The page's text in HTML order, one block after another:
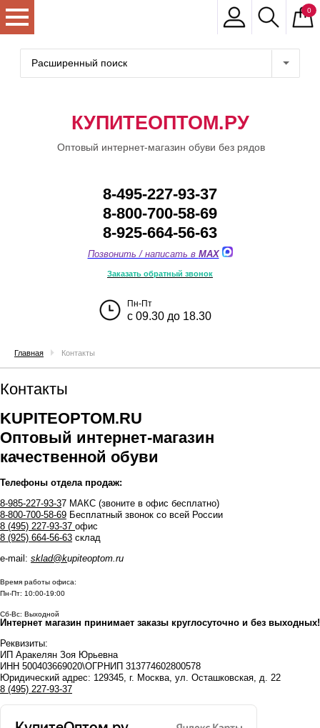
0
Расширенный поиск
КУПИТЕОПТОМ.РУ
Оптовый интернет-магазин обуви без рядов
8-495-227-93-37
8-800-700-58-69
8-925-664-56-63
Позвонить / написать в MAX
Заказать обратный звонок
Пн-Пт
с 09.30 до 18.30
Главная Контакты
Контакты
KUPITEOPTOM.RU
Оптовый интернет-магазин
качественной обуви
Телефоны отдела продаж:
8-985-227-93-37 МАКС (звоните в офис бесплатно)
8-800-700-58-69 Бесплатный звонок со всей России
8 (495) 227-93-37 офис
8 (925) 664-56-63 склад
e-mail: sklad@kupiteoptom.ru
Время работы офиса:
Пн-Пт: 10:00-19:00
Сб-Вс: Выходной
Интернет магазин принимает заказы круглосуточно и без выходных!
Реквизиты:
ИП Аракелян Зоя Юрьевна
ИНН 500403669020\ОГРНИП 313774602800578
Юридический адрес: 129345, г. Москва, ул. Осташковская, д. 22
8 (495) 227-93-37